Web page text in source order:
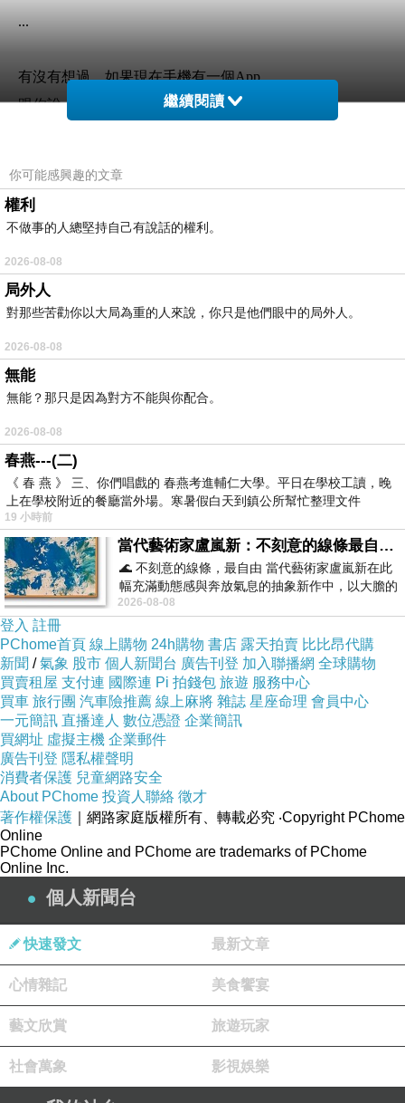
...
有沒有想過，如果現在手機有一個App，
跟你說「只要輸入名字和生日，什麼願望都能實現」，
我們長大後都懂一個很無奈的道理，
人生本來就不是努力就會有結果的，
這部韓劇最讓人毛骨悚然的地方，
(其實也是有啦!把我跟蠍子嚇得半死)，
而是它精準抓到了我們這代人最平凡，卻也最無助的心
劇裡那些高中生許的願望，
其實一點都不邪惡，
反而普通到讓你覺得不奇怪。
像是那個功課好，卻要靠吃藥才能讀書的亨旭，
他其實只是在朋友圈裡沒什麼存在感，
內心寂寞又焦慮，所以才許願想考滿分，
希望大家能多看他一眼，多圍繞在他身邊。
還有校園裡漂亮又受歡迎的風雲人物娜莉，
她看起來什麼都不缺，
但她其實每天都活在害怕失去人氣的恐懼裡，
因為她媽媽外遇拋棄她，
她最怕被別人看不起，被當成廢物。
劇裡他們每個人心裡都有那種想贏過別人，想被愛，
這些聽起來很心酸的渴望，
最後卻成了女鬼跟邪惡詛咒最肥沃的養分。
因為這個App的背後，
繼續閱讀
你可能感興趣的文章
權利
不做事的人總堅持自己有說話的權利。
2026-08-08
局外人
對那些苦勸你以大局為重的人來說，你只是他們眼中的局外人。
2026-08-08
無能
無能？那只是因為對方不能與你配合。
2026-08-08
春燕---(二)
《 春 燕 》 三、你們唱戲的 春燕考進輔仁大學。平日在學校工讀，晚
上在學校附近的餐廳當外場。寒暑假白天到鎮公所幫忙整理文件
19 小時前
當代藝術家盧嵐新：不刻意的線條最自由，讓色彩流動、筆觸自己說話
🌊 不刻意的線條，最自由 當代藝術家盧嵐新在此
幅充滿動態感與奔放氣息的抽象新作中，以大膽的
藍色顏料在白色畫布上揮灑、壓印與流淌
2026-08-08
登入 註冊
PChome首頁 線上購物 24h購物 書店 露天拍賣 比比昂代購
新聞 /氣象 股市 個人新聞台 廣告刊登 加入聯播網 全球購物
買賣租屋 支付連 國際連 Pi 拍錢包 旅遊 服務中心
買車 旅行團 汽車險推薦 線上麻將 雜誌 星座命理 會員中心
一元簡訊 直播達人 數位憑證 企業簡訊
買網址 虛擬主機 企業郵件
廣告刊登 隱私權聲明
消費者保護 兒童網路安全
About PChome 投資人聯絡 徵才
著作權保護 ｜網路家庭版權所有、轉載必究 ‧Copyright PChome
Online
PChome Online and PChome are trademarks of PChome
Online Inc.
個人新聞台
快速發文 最新文章
心情雜記 美食饗宴
藝文欣賞 旅遊玩家
社會萬象 影視娛樂